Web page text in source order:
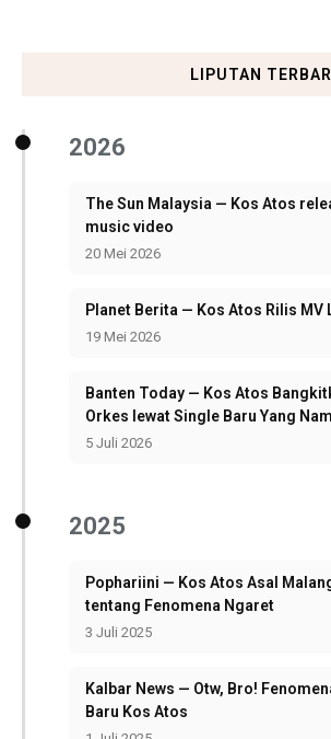
LIPUTAN
2026
The Sun Malaysia — Kos Atos
music video
20 Mei 2026
Planet Berita — Kos Atos Rilis MV
19 Mei 2026
Banten Today — Kos Atos
Orkes lewat Single Baru Yang
5 Juli 2026
2025
Pophariini — Kos Atos Asal
tentang Fenomena Ngaret
3 Juli 2025
Kalbar News — Otw, Bro!
Baru Kos Atos